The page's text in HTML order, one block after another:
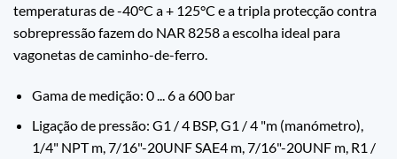
temperaturas de -40°C a + 125°C e a tripla protecção contra
sobrepressão fazem do NAR 8258 a escolha ideal para
vagonetas de caminho-de-ferro.
Gama de medição: 0 ... 6 a 600 bar
Ligação de pressão: G1 / 4 BSP, G1 / 4 "m (manómetro),
1/4" NPT m, 7/16"-20UNF SAE4 m, 7/16"-20UNF m, R1 /